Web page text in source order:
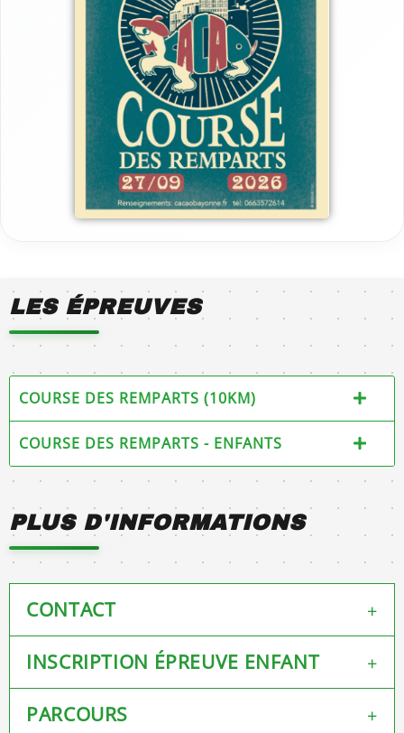
LES ÉPREUVES
COURSE DES REMPARTS (10KM)
COURSE DES REMPARTS - ENFANTS
PLUS D'INFORMATIONS
CONTACT +
Mail :coursedesremparts.bayonne@orange.fr
Téléphone :+33663572614
Site Internet
INSCRIPTION ÉPREUVE ENFANT +
Disponible ICI
PARCOURS +